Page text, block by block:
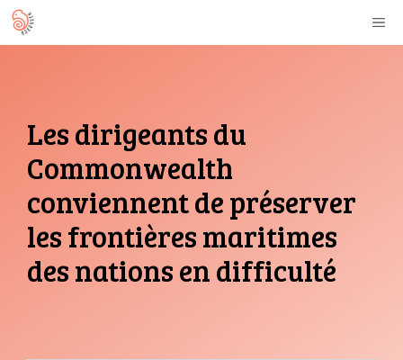
Aller
au
Les dirigeants du
Commonwealth
conviennent de préserver
les frontières maritimes
des nations en difficulté